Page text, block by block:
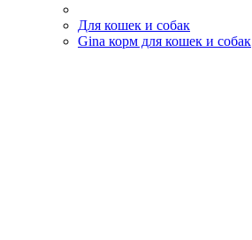
Для кошек и собак
Gina корм для кошек и собак